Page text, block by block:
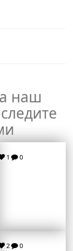
наш
1 0
2 0